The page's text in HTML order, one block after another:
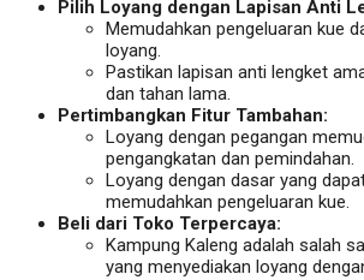
Pilih Loyang dengan Lapisan Anti
Memudahkan pengeluaran kue
loyang.
Pastikan lapisan anti lengket
dan tahan lama.
Pertimbangkan Fitur Tambahan:
Loyang dengan pegangan
pengangkatan dan pemindahan.
Loyang dengan dasar yang
memudahkan pengeluaran kue.
Beli dari Toko Terpercaya:
Kampung Kaleng adalah salah
yang menyediakan loyang